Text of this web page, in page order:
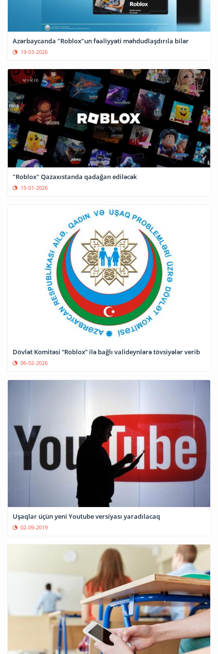
Azərbaycanda "Roblox"un fəaliyyəti məhdudlaşdırıla bilər
19-03-2026
"Roblox" Qazaxıstanda qadağan ediləcək
15-01-2026
Dövlət Komitəsi “Roblox” ilə bağlı valideynlərə tövsiyələr verib
06-02-2026
Uşaqlar üçün yeni Youtube versiyası yaradılacaq
02-09-2019